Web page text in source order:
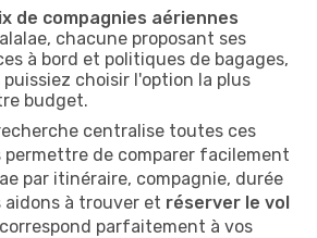
de compagnies aériennes
chacune proposant ses
à bord et politiques de bagages,
choisir l'option la plus
budget.
centralise toutes ces
permettre de comparer facilement
par itinéraire, compagnie, durée
aidons à trouver et réserver le vol
parfaitement à vos